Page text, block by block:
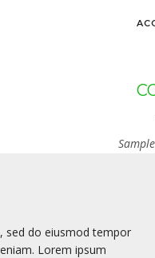
sed do eiusmod tempor
Lorem ipsum